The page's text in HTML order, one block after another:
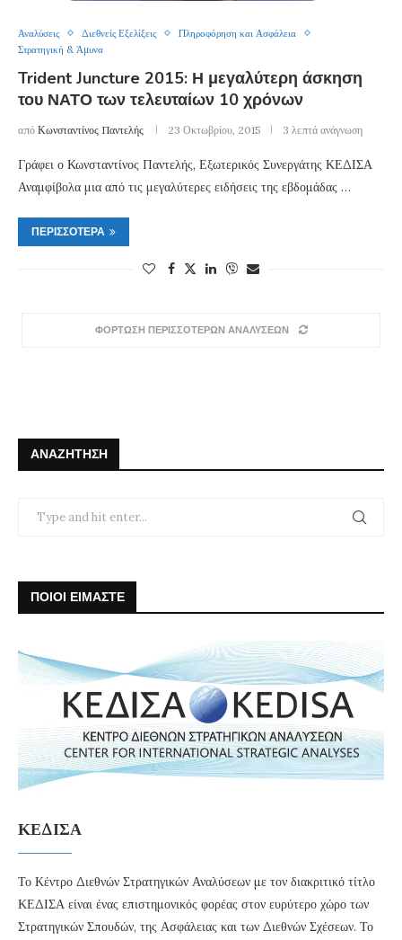
Αναλύσεις Διεθνείς Εξελίξεις
Πληροφόρηση και Ασφάλεια
Στρατηγική & Άμυνα
Trident Juncture 2015: Η μεγαλύτερη άσκηση
του ΝΑΤΟ των τελευταίων 10 χρόνων
από Κωνσταντίνος Παντελής 23 Οκτωβρίου, 2015 3 λεπτά ανάγνωση
Γράφει ο Κωνσταντίνος Παντελής, Εξωτερικός Συνεργάτης ΚΕΔΙΣΑ
Αναμφίβολα μια από τις μεγαλύτερες ειδήσεις της εβδομάδας …
ΠΕΡΙΣΣΌΤΕΡΑ
ΦΟΡΤΩΣΗ ΠΕΡΙΣΣΟΤΕΡΩΝ ΑΝΑΛΥΣΕΩΝ
ΑΝΑΖΉΤΗΣΗ
ΠΟΙΟΙ ΕΙΜΑΣΤΕ
ΚΕΔΙΣΑ
Το Κέντρο Διεθνών Στρατηγικών Αναλύσεων με τον διακριτικό τίτλο
ΚΕΔΙΣΑ είναι ένας επιστημονικός φορέας στον ευρύτερο χώρο των
Στρατηγικών Σπουδών, της Ασφάλειας και των Διεθνών Σχέσεων. Το